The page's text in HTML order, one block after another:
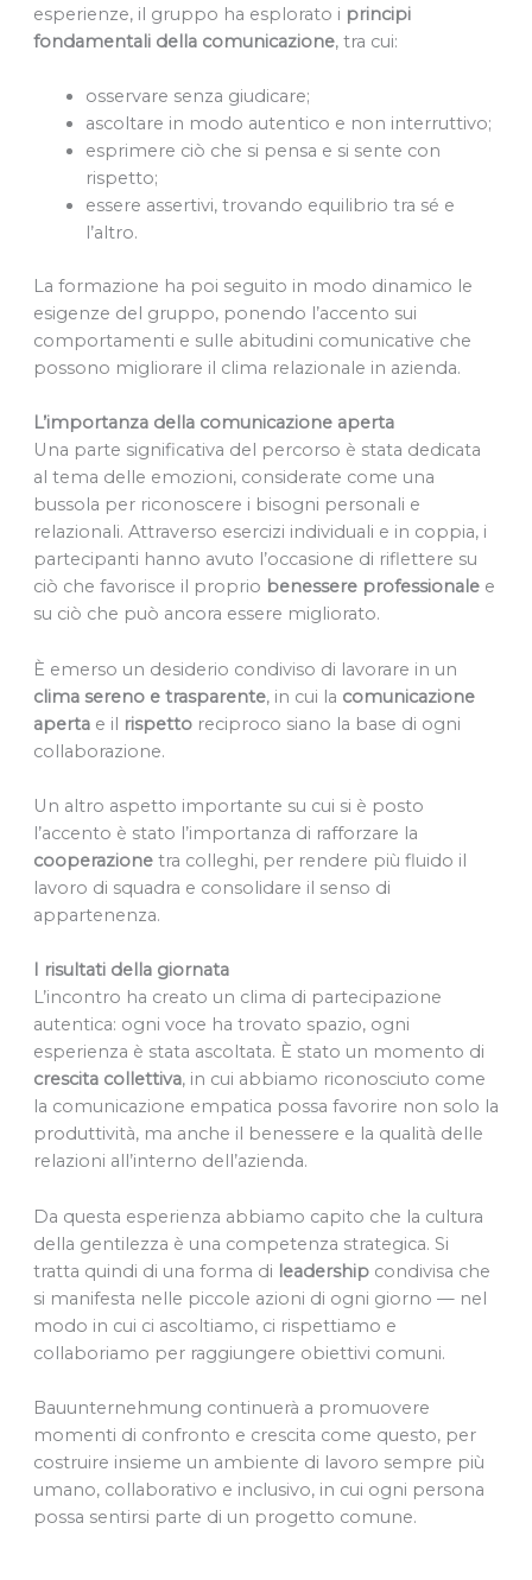
esperienze, il gruppo ha esplorato i principi
fondamentali della comunicazione, tra cui:
osservare senza giudicare;
ascoltare in modo autentico e non interruttivo;
esprimere ciò che si pensa e si sente con
rispetto;
essere assertivi, trovando equilibrio tra sé e
l’altro.
La formazione ha poi seguito in modo dinamico le
esigenze del gruppo, ponendo l’accento sui
comportamenti e sulle abitudini comunicative che
possono migliorare il clima relazionale in azienda.
L’importanza della comunicazione aperta
Una parte significativa del percorso è stata dedicata
al tema delle emozioni, considerate come una
bussola per riconoscere i bisogni personali e
relazionali. Attraverso esercizi individuali e in coppia, i
partecipanti hanno avuto l’occasione di riflettere su
ciò che favorisce il proprio benessere professionalee
su ciò che può ancora essere migliorato.
È emerso un desiderio condiviso di lavorare in un
clima sereno e trasparente, in cui la comunicazione
apertae il rispetto reciproco siano la base di ogni
collaborazione.
Un altro aspetto importante su cui si è posto
l’accento è stato l’importanza di rafforzare la
cooperazionetra colleghi, per rendere più fluido il
lavoro di squadra e consolidare il senso di
appartenenza.
I risultati della giornata
L’incontro ha creato un clima di partecipazione
autentica: ogni voce ha trovato spazio, ogni
esperienza è stata ascoltata. È stato un momento di
crescita collettiva, in cui abbiamo riconosciuto come
la comunicazione empatica possa favorire non solo la
produttività, ma anche il benessere e la qualità delle
relazioni all’interno dell’azienda.
Da questa esperienza abbiamo capito che la cultura
della gentilezza è una competenza strategica. Si
tratta quindi di una forma di leadershipcondivisa che
si manifesta nelle piccole azioni di ogni giorno — nel
modo in cui ci ascoltiamo, ci rispettiamo e
collaboriamo per raggiungere obiettivi comuni.
Bauunternehmung continuerà a promuovere
momenti di confronto e crescita come questo, per
costruire insieme un ambiente di lavoro sempre più
umano, collaborativo e inclusivo, in cui ogni persona
possa sentirsi parte di un progetto comune.